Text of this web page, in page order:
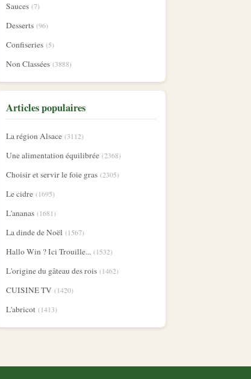
Sauces (7)
Desserts (96)
Confiseries (5)
Non Classées (3888)
Articles populaires
La région Alsace (3112)
Une alimentation équilibrée (2368)
Choisir et servir le foie gras (2305)
Le cidre (1695)
L'ananas (1681)
La dinde de Noël (1567)
Hallo Win ? Ici Trouille... (1532)
L'origine du gâteau des rois (1462)
CUISINE TV (1420)
L'abricot (1413)